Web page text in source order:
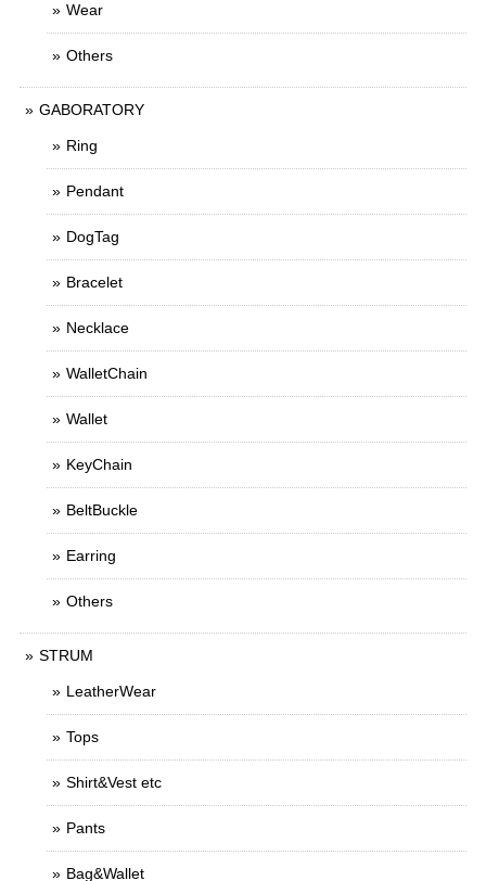
Wear
Others
GABORATORY
Ring
Pendant
DogTag
Bracelet
Necklace
WalletChain
Wallet
KeyChain
BeltBuckle
Earring
Others
STRUM
LeatherWear
Tops
Shirt&Vest etc
Pants
Bag&Wallet